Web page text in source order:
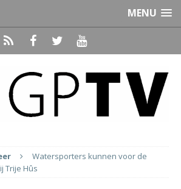
MENU
Watersporters kunnen voor de
Trije Hûs